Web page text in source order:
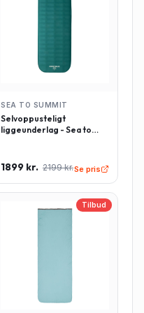
SEA TO SUMMIT
Selvoppusteligt
liggeunderlag - Sea to
Grøn
1899 kr. 2199 kr.Se pris
Tilbud